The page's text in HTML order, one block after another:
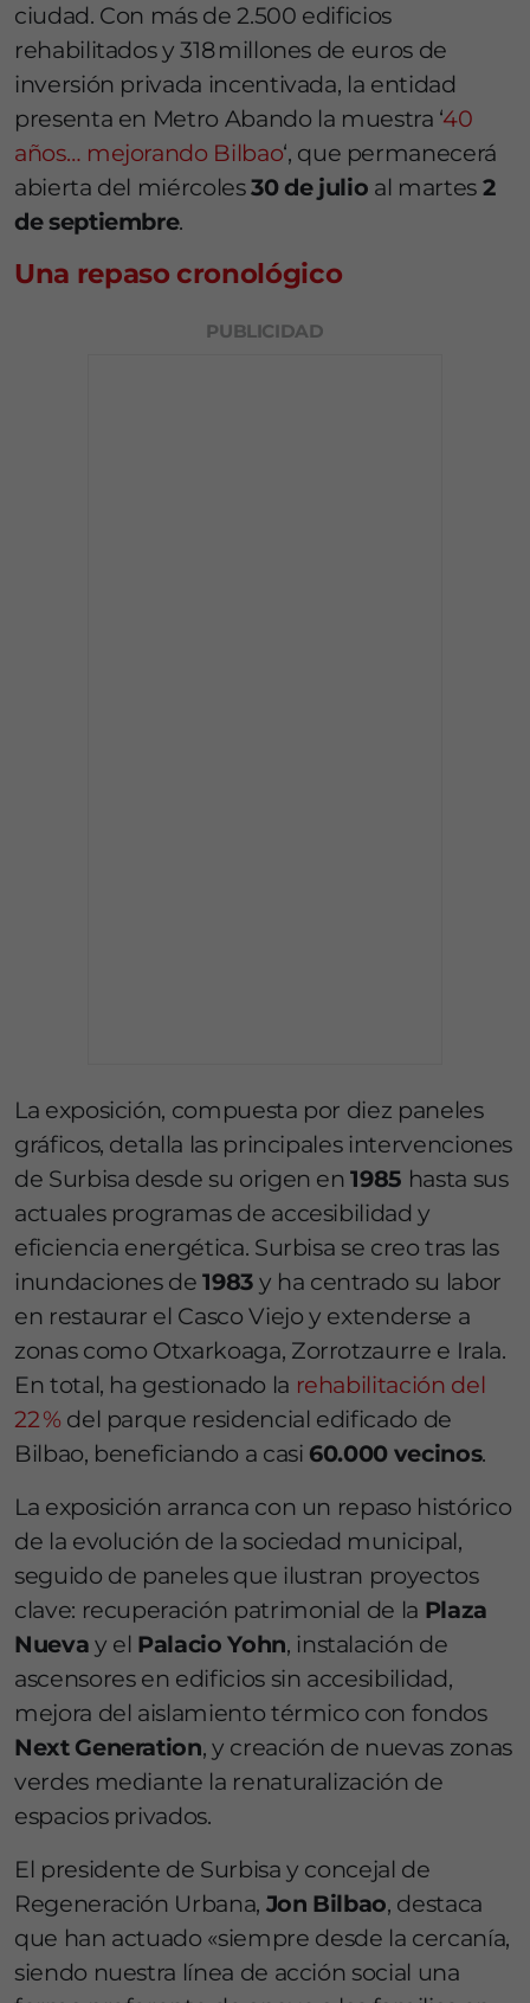
ciudad. Con más de 2.500 edificios
rehabilitados y 318 millones de euros de
inversión privada incentivada, la entidad
presenta en Metro Abando la muestra ‘40
años… mejorando Bilbao‘, que permanecerá
abierta del miércoles30 de julio al martes 2
de septiembre.
Una repaso cronológico
PUBLICIDAD
La exposición, compuesta por diez paneles
gráficos, detalla las principales intervenciones
de Surbisa desde su origen en1985 hasta sus
actuales programas de accesibilidad y
eficiencia energética. Surbisa se creo tras las
inundaciones de1983y ha centrado su labor
en restaurar el Casco Viejo y extenderse a
zonas como Otxarkoaga, Zorrotzaurre e Irala.
En total, ha gestionado la rehabilitación del
22 % del parque residencial edificado de
Bilbao, beneficiando a casi 60.000 vecinos.
La exposición arranca con un repaso histórico
de la evolución de la sociedad municipal,
seguido de paneles que ilustran proyectos
clave: recuperación patrimonial de la Plaza
Nueva y el Palacio Yohn, instalación de
ascensores en edificios sin accesibilidad,
mejora del aislamiento térmico con fondos
Next Generation, y creación de nuevas zonas
verdes mediante la renaturalización de
espacios privados.
El presidente de Surbisa y concejal de
Regeneración Urbana, Jon Bilbao, destaca
que han actuado «siempre desde la cercanía,
siendo nuestra línea de acción social una